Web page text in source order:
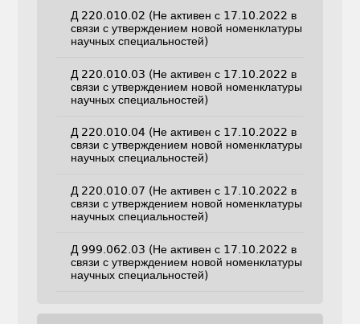
Д 220.010.02 (Не активен с 17.10.2022 в
связи с утверждением новой номенклатуры
научных специальностей)
Д 220.010.03 (Не активен с 17.10.2022 в
связи с утверждением новой номенклатуры
научных специальностей)
Д 220.010.04 (Не активен с 17.10.2022 в
связи с утверждением новой номенклатуры
научных специальностей)
Д 220.010.07 (Не активен с 17.10.2022 в
связи с утверждением новой номенклатуры
научных специальностей)
Д 999.062.03 (Не активен с 17.10.2022 в
связи с утверждением новой номенклатуры
научных специальностей)